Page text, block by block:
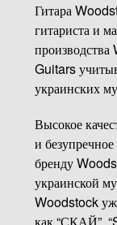
Гитара
гитариста и
Guitars
украинских
Высокое
и
бренду
украинской
Woodstock